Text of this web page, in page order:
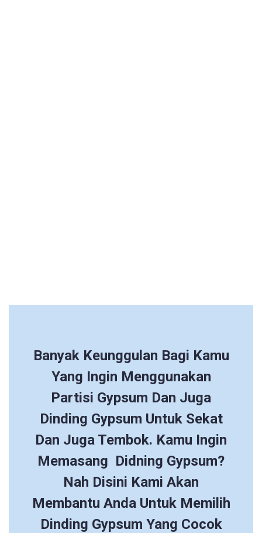
Banyak Keunggulan Bagi Kamu
Yang Ingin Menggunakan
Partisi Gypsum Dan Juga
Dinding Gypsum Untuk Sekat
Dan Juga Tembok. Kamu Ingin
Memasang Didning Gypsum?
Nah Disini Kami Akan
Membantu Anda Untuk Memilih
Dinding Gypsum Yang Cocok